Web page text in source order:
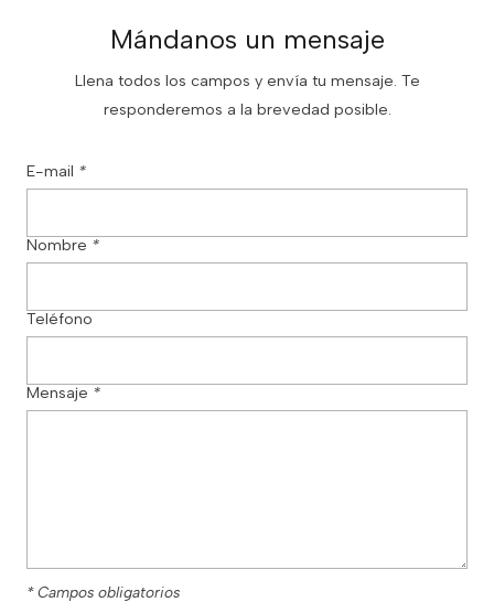
Mándanos un mensaje
Llena todos los campos y envía tu mensaje. Te
responderemos a la brevedad posible.
E-mail *
Nombre *
Teléfono
Mensaje *
* Campos obligatorios